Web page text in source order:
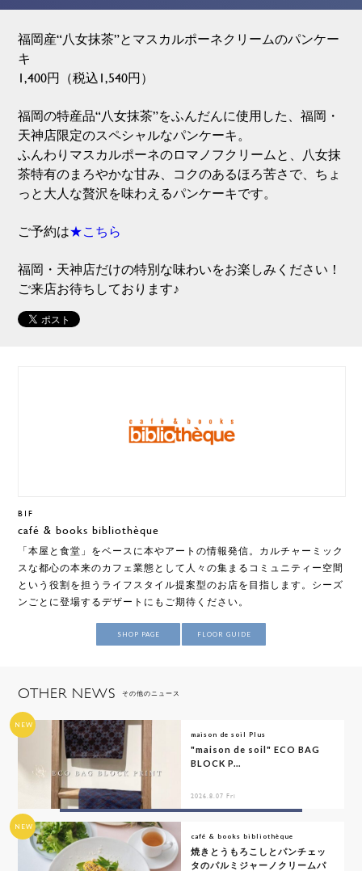
福岡産“八女抹茶”とマスカルポーネクリームのパンケー
キ
1,400円（税込1,540円）
福岡の特産品“八女抹茶”をふんだんに使用した、福岡・
天神店限定のスペシャルなパンケーキ。
ふんわりマスカルポーネのロマノフクリームと、八女抹
茶特有のまろやかな甘み、コクのあるほろ苦さで、ちょ
っと大人な贅沢を味わえるパンケーキです。
ご予約は★こちら
福岡・天神店だけの特別な味わいをお楽しみください！
ご来店お待ちしております♪
B1F
café & books bibliothèque
「本屋と食堂」をベースに本やアートの情報発信。カルチャーミック
スな都心の本来のカフェ業態として人々の集まるコミュニティー空間
という役割を担うライフスタイル提案型のお店を目指します。シーズ
ンごとに登場するデザートにもご期待ください。
SHOP PAGE FLOOR GUIDE
OTHER NEWS その他のニュース
NEW
maison de soil Plus
"maison de soil" ECO BAG
BLOCK P...
2026.8.07 Fri
NEW
café & books bibliothèque
焼きとうもろこしとパンチェッ
タのパルミジャーノクリームパ